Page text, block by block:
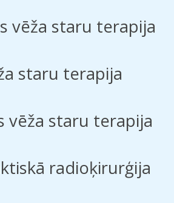
vēža staru terapija
staru terapija
vēža staru terapija
radioķirurģija